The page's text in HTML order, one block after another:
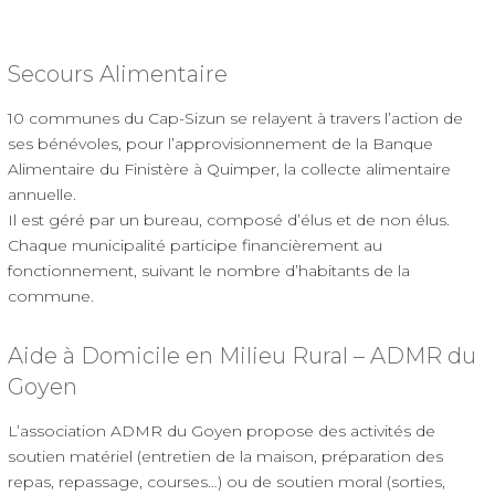
Secours Alimentaire
10 communes du Cap-Sizun se relayent à travers l’action de
ses bénévoles, pour l’approvisionnement de la Banque
Alimentaire du Finistère à Quimper, la collecte alimentaire
annuelle.
Il est géré par un bureau, composé d’élus et de non élus.
Chaque municipalité participe financièrement au
fonctionnement, suivant le nombre d’habitants de la
commune.
Aide à Domicile en Milieu Rural – ADMR du
Goyen
L’association ADMR du Goyen propose des activités de
soutien matériel (entretien de la maison, préparation des
repas, repassage, courses…) ou de soutien moral (sorties,